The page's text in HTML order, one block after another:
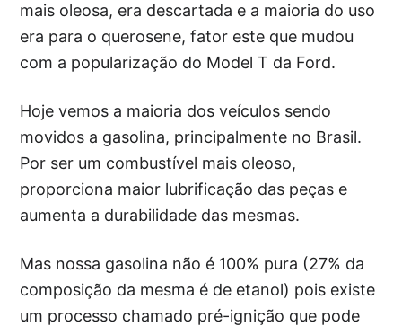
mais oleosa, era descartada e a maioria do uso
era para o querosene, fator este que mudou
com a popularização do Model T da Ford.
Hoje vemos a maioria dos veículos sendo
movidos a gasolina, principalmente no Brasil.
Por ser um combustível mais oleoso,
proporciona maior lubrificação das peças e
aumenta a durabilidade das mesmas.
Mas nossa gasolina não é 100% pura (27% da
composição da mesma é de etanol) pois existe
um processo chamado pré-ignição que pode